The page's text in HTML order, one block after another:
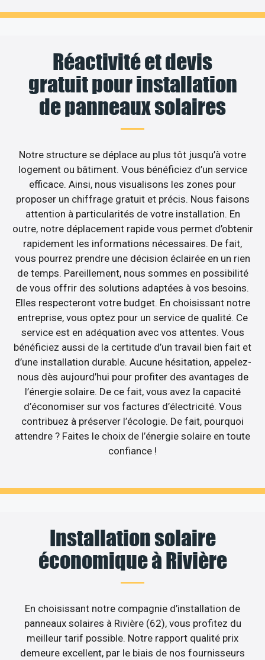
Réactivité et devis
gratuit pour installation
de panneaux solaires
Notre structure se déplace au plus tôt jusqu’à votre
logement ou bâtiment. Vous bénéficiez d’un service
efficace. Ainsi, nous visualisons les zones pour
proposer un chiffrage gratuit et précis. Nous faisons
attention à particularités de votre installation. En
outre, notre déplacement rapide vous permet d’obtenir
rapidement les informations nécessaires. De fait,
vous pourrez prendre une décision éclairée en un rien
de temps. Pareillement, nous sommes en possibilité
de vous offrir des solutions adaptées à vos besoins.
Elles respecteront votre budget. En choisissant notre
entreprise, vous optez pour un service de qualité. Ce
service est en adéquation avec vos attentes. Vous
bénéficiez aussi de la certitude d’un travail bien fait et
d’une installation durable. Aucune hésitation, appelez-
nous dès aujourd’hui pour profiter des avantages de
l’énergie solaire. De ce fait, vous avez la capacité
d’économiser sur vos factures d’électricité. Vous
contribuez à préserver l’écologie. De fait, pourquoi
attendre ? Faites le choix de l’énergie solaire en toute
confiance !
Installation solaire
économique à Rivière
En choisissant notre compagnie d’installation de
panneaux solaires à Rivière (62), vous profitez du
meilleur tarif possible. Notre rapport qualité prix
demeure excellent, par le biais de nos fournisseurs